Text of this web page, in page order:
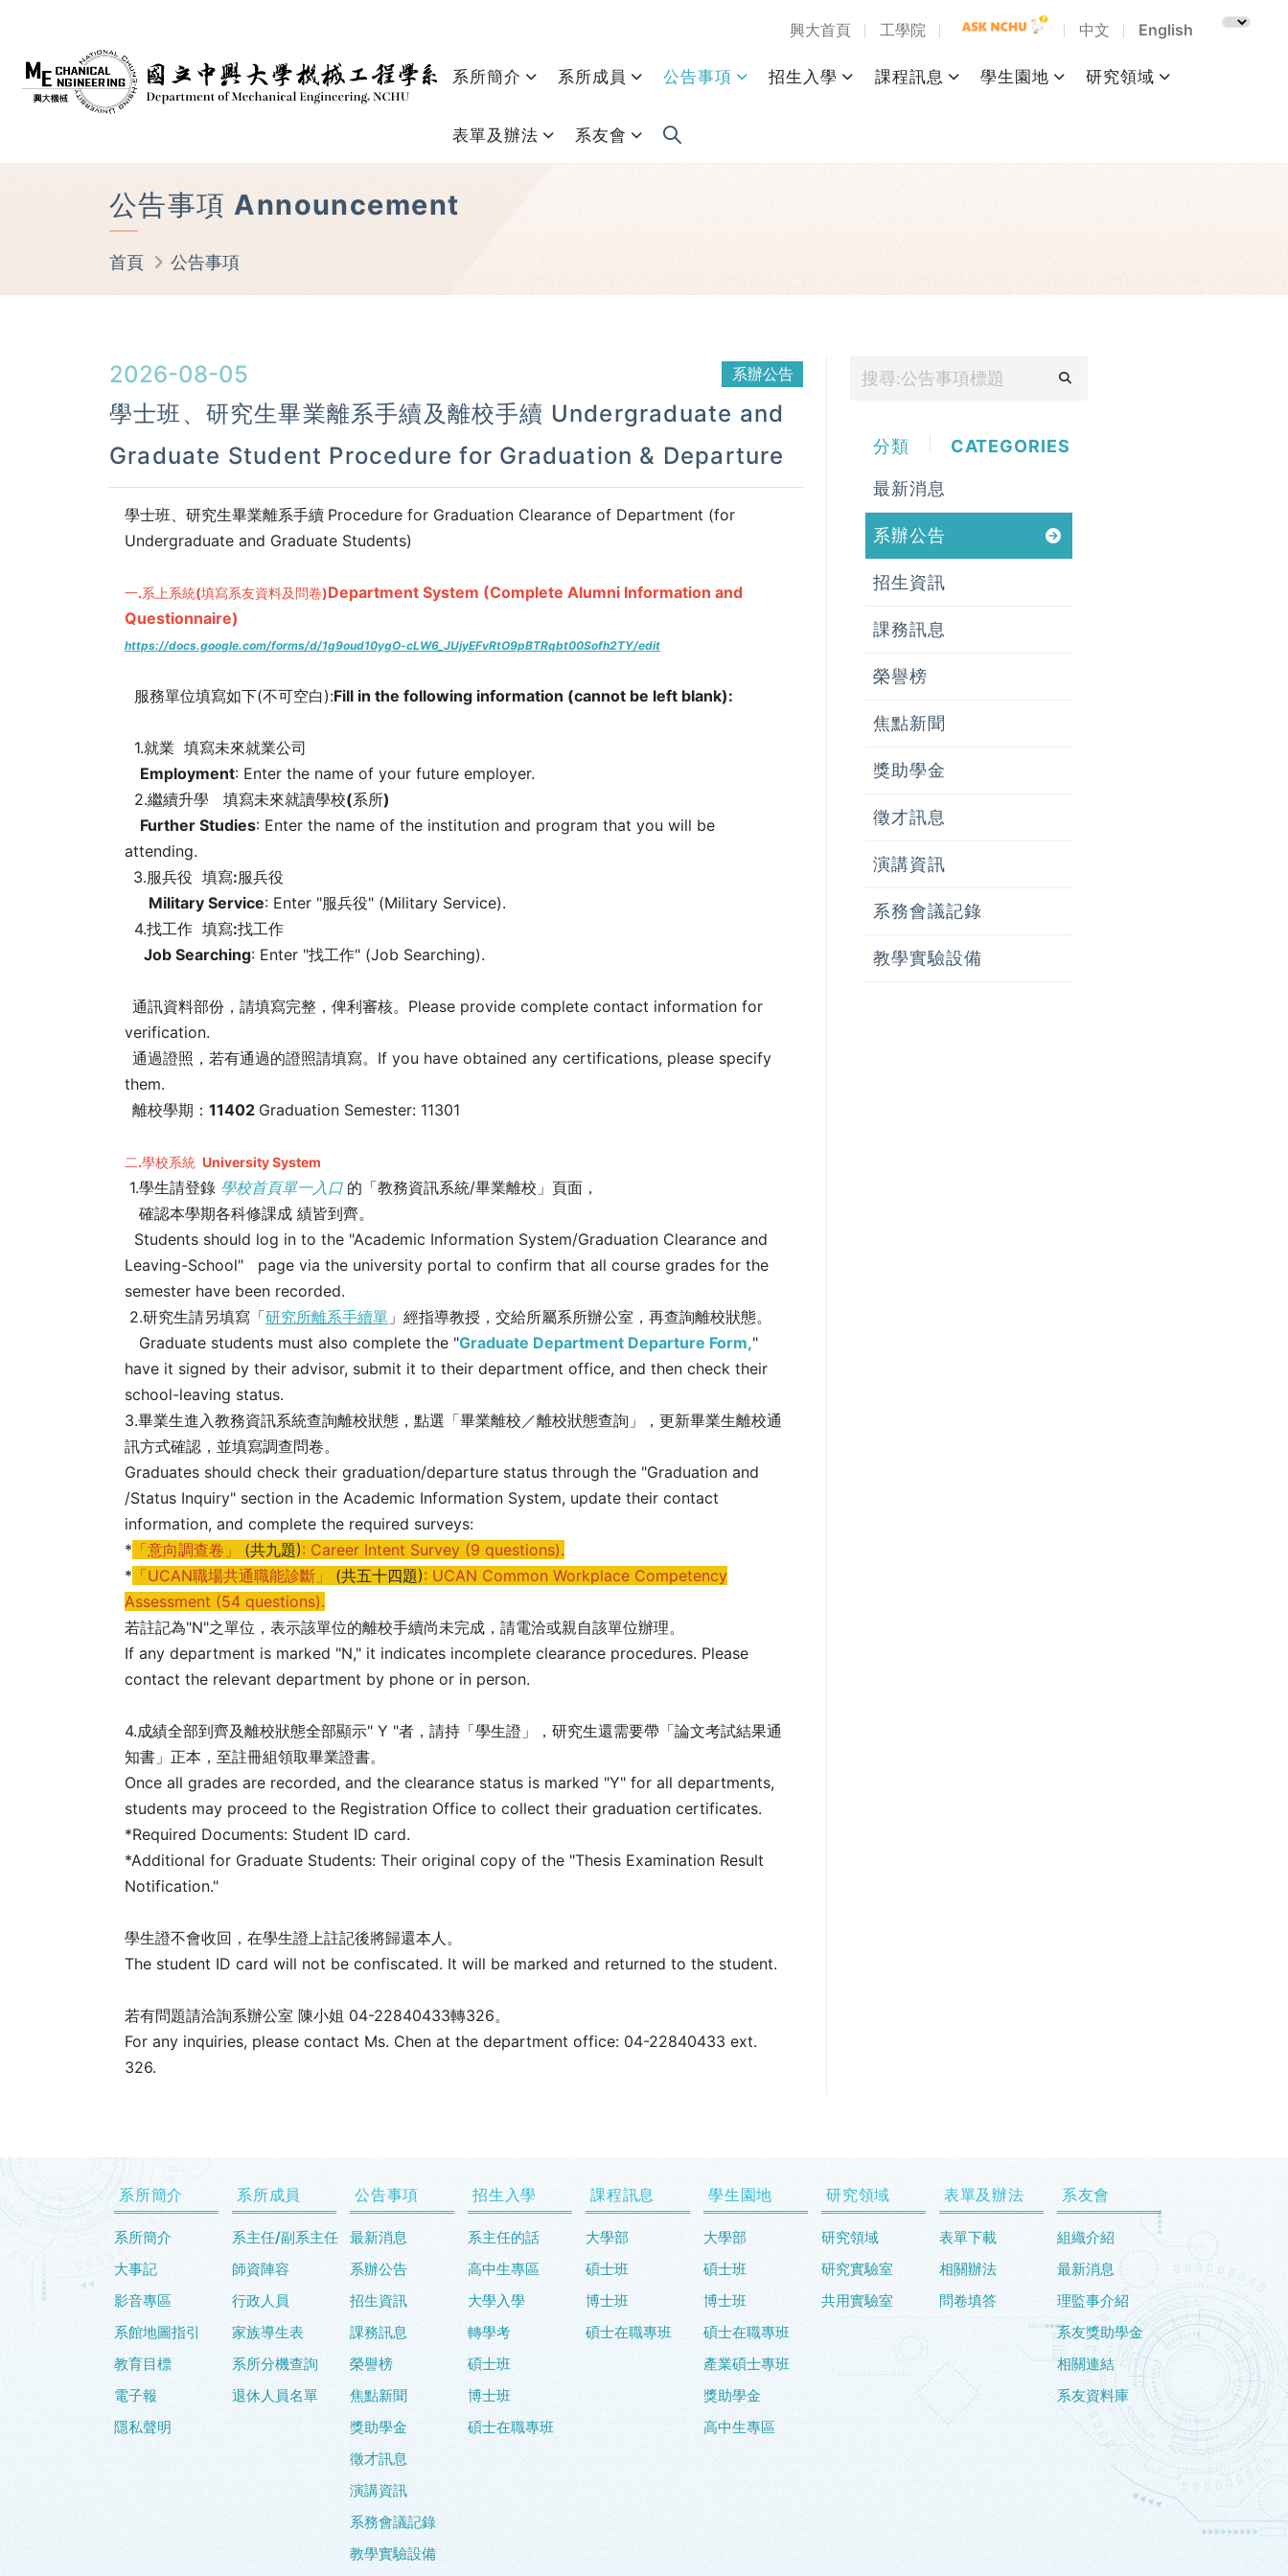
興大首頁 工學院 中文 English
系所簡介 系所成員 公告事項 招生入學 課程訊息 學生園地 研究領域
表單及辦法 系友會
公告事項 Announcement
首頁 公告事項
2026-08-05 系辦公告
學士班、研究生畢業離系手續及離校手續 Undergraduate and
Graduate Student Procedure for Graduation & Departure
學士班、研究生畢業離系手續 Procedure for Graduation Clearance of Department (for
Undergraduate and Graduate Students)
一.系上系統(填寫系友資料及問卷)Department System (Complete Alumni Information and
Questionnaire)
https://docs.google.com/forms/d/1g9oud10ygO-cLW6_JUjyEFvRtO9pBTRqbt00Sofh2TY/edit
服務單位填寫如下(不可空白):Fill in the following information (cannot be left blank):
1.就業 填寫未來就業公司
Employment: Enter the name of your future employer.
2.繼續升學 填寫未來就讀學校(系所)
Further Studies: Enter the name of the institution and program that you will be
attending.
3.服兵役 填寫:服兵役
Military Service: Enter "服兵役" (Military Service).
4.找工作 填寫:找工作
Job Searching: Enter "找工作" (Job Searching).
通訊資料部份，請填寫完整，俾利審核。 Please provide complete contact information for
verification.
通過證照，若有通過的證照請填寫。 If you have obtained any certifications, please specify
them.
離校學期：11402 Graduation Semester: 11301
二.學校系統 University System
1.學生請登錄 學校首頁單一入口 的「教務資訊系統/畢業離校」頁面，
確認本學期各科修課成 績皆到齊。
Students should log in to the "Academic Information System/Graduation Clearance and
Leaving-School" page via the university portal to confirm that all course grades for the
semester have been recorded.
2.研究生請另填寫「研究所離系手續單 」經指導教授，交給所屬系所辦公室，再查詢離校狀態。
Graduate students must also complete the "Graduate Department Departure Form,"
have it signed by their advisor, submit it to their department office, and then check their
school-leaving status.
3.畢業生進入教務資訊系統查詢離校狀態，點選「畢業離校／離校狀態查詢」，更新畢業生離校通
訊方式確認，並填寫調查問卷。
Graduates should check their graduation/departure status through the "Graduation and
/Status Inquiry" section in the Academic Information System, update their contact
information, and complete the required surveys:
* 「意向調查卷」 (共九題): Career Intent Survey (9 questions).
* 「UCAN職場共通職能診斷」 (共五十四題): UCAN Common Workplace Competency
Assessment (54 questions).
若註記為"N"之單位，表示該單位的離校手續尚未完成，請電洽或親自該單位辦理。
If any department is marked "N," it indicates incomplete clearance procedures. Please
contact the relevant department by phone or in person.
4.成績全部到齊及離校狀態全部顯示" Y "者，請持「學生證」，研究生還需要帶「論文考試結果通
知書」正本，至註冊組領取畢業證書。
Once all grades are recorded, and the clearance status is marked "Y" for all departments,
students may proceed to the Registration Office to collect their graduation certificates.
*Required Documents: Student ID card.
*Additional for Graduate Students: Their original copy of the "Thesis Examination Result
Notification."
學生證不會收回，在學生證上註記後將歸還本人。
The student ID card will not be confiscated. It will be marked and returned to the student.
若有問題請洽詢系辦公室 陳小姐 04-22840433轉326。
For any inquiries, please contact Ms. Chen at the department office: 04-22840433 ext.
326.
分類 CATEGORIES
最新消息
系辦公告
招生資訊
課務訊息
榮譽榜
焦點新聞
獎助學金
徵才訊息
演講資訊
系務會議記錄
教學實驗設備
系所簡介
系所簡介
大事記
影音專區
系館地圖指引
教育目標
電子報
隱私聲明
系所成員
系主任/副系主任
師資陣容
行政人員
家族導生表
系所分機查詢
退休人員名單
公告事項
最新消息
系辦公告
招生資訊
課務訊息
榮譽榜
焦點新聞
獎助學金
徵才訊息
演講資訊
系務會議記錄
教學實驗設備
招生入學
系主任的話
高中生專區
大學入學
轉學考
碩士班
博士班
碩士在職專班
課程訊息
大學部
碩士班
博士班
碩士在職專班
學生園地
大學部
碩士班
博士班
碩士在職專班
產業碩士專班
獎助學金
高中生專區
研究領域
研究領域
研究實驗室
共用實驗室
表單及辦法
表單下載
相關辦法
問卷填答
系友會
組織介紹
最新消息
理監事介紹
系友獎助學金
相關連結
系友資料庫